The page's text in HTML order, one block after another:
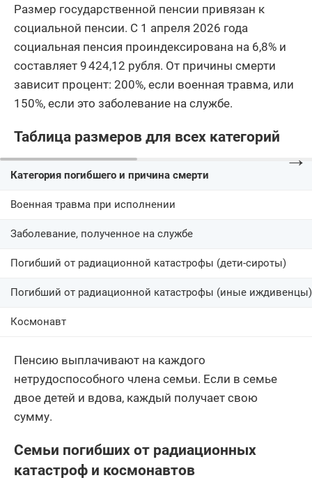
Размер государственной пенсии привязан к
социальной пенсии. С 1 апреля 2026 года
социальная пенсия проиндексирована на 6,8% и
составляет 9 424,12 рубля. От причины смерти
зависит процент: 200%, если военная травма, или
150%, если это заболевание на службе.
Таблица размеров для всех категорий
→
Категория погибшего и причина смерти
Военная травма при исполнении
Заболевание, полученное на службе
Погибший от радиационной катастрофы (дети-сироты)
Погибший от радиационной катастрофы (иные иждивенцы)
Космонавт
Пенсию выплачивают на каждого
нетрудоспособного члена семьи. Если в семье
двое детей и вдова, каждый получает свою
сумму.
Семьи погибших от радиационных
катастроф и космонавтов